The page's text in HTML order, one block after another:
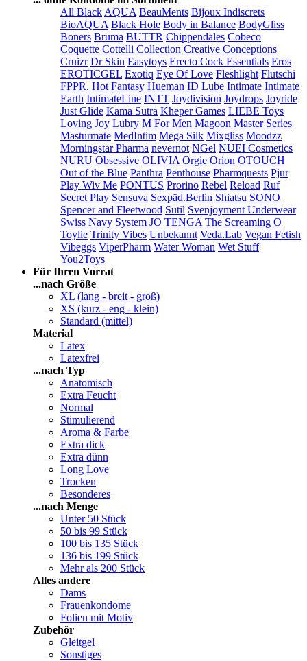
All Black AQUA BeauMents Bijoux Indiscrets
BioAQUA Black Hole Body in Balance BodyGliss
Boners Bruma BUTTR Chippendales Cobeco
Coquette Cottelli Collection Creative Conceptions
Cruizr Dr Skin Easytoys Erecto Cock Essentials Eros
EROTICGEL Exotiq Eye Of Love Fleshlight Flutschi
FPPR. Hot Fantasy Hueman ID Lube Intimate Intimate
Earth IntimateLine INTT Joydivision Joydrops Joyride
Just Glide Kama Sutra Kheper Games LIEBE Toys
Loving Joy Lubry M For Men Magoon Master Series
Masturmate MedIntim Mega Silk Mixgliss Moodzz
Morningstar Pharma nevernot NGel NUEI Cosmetics
NURU Obsessive OLIVIA Orgie Orion OTOUCH
Out of the Blue Panthra Penthouse Pharmquests Pjur
Play Wiv Me PONTUS Prorino Rebel Reload Ruf
Secret Play Sensuva Sexpäd.Berlin Shiatsu SONO
Spencer and Fleetwood Sutil Svenjoyment Underwear
Swiss Navy System JO TENGA The Screaming O
Toylie Trinity Vibes Unbekannt Veda.Lab Vegan Fetish
Vibeggs ViperPharm Water Woman Wet Stuff
You2Toys
Für Ihren Vorrat
...nach Größe
XL (lang - breit - groß)
XS (kurz - eng - klein)
Standard (mittel)
Material
Latex
Latexfrei
...nach Typ
Anatomisch
Extra Feucht
Normal
Stimulierend
Aroma & Farbe
Extra dick
Extra dünn
Long Love
Trocken
Besonderes
...nach Menge
Unter 50 Stück
50 bis 99 Stück
100 bis 135 Stück
136 bis 199 Stück
Mehr als 200 Stück
Alles andere
Dams
Frauenkondome
Folien mit Motiv
Zubehör
Gleitgel
Sonstiges